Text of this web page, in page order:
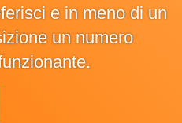
e in meno di un
un numero